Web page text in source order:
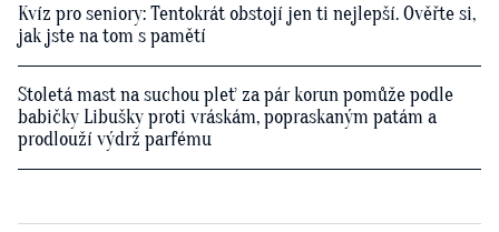
Kvíz pro seniory: Tentokrát obstojí jen ti nejlepší. Ověřte si,
jak jste na tom s pamětí
Stoletá mast na suchou pleť za pár korun pomůže podle
babičky Libušky proti vráskám, popraskaným patám a
prodlouží výdrž parfému